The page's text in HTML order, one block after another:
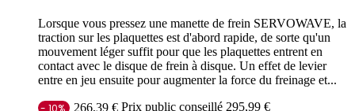
Lorsque vous pressez une manette de frein SERVOWAVE, la
traction sur les plaquettes est d'abord rapide, de sorte qu'un
mouvement léger suffit pour que les plaquettes entrent en
contact avec le disque de frein à disque. Un effet de levier
entre en jeu ensuite pour augmenter la force du freinage et...
266,39 € Prix public conseillé 295,99 €